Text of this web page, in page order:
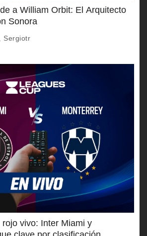
a William Orbit: El Arquitecto
Sonora
Sergiotr
vivo: Inter Miami y